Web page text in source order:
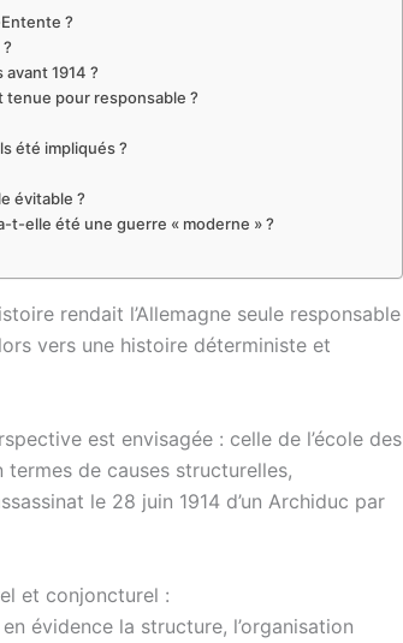
?
1914 ?
tenue pour responsable ?
été impliqués ?
évitable ?
t-elle été une guerre « moderne » ?
rendait l’Allemagne seule responsable
vers une histoire déterministe et
est envisagée : celle de l’école des
termes de causes structurelles,
le 28 juin 1914 d’un Archiduc par
et conjoncturel :
évidence la structure, l’organisation